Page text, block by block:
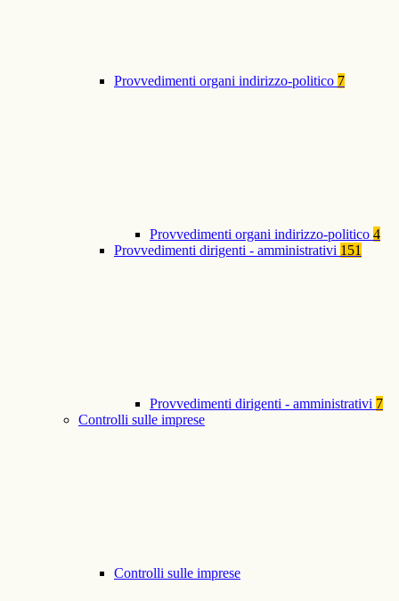
Provvedimenti organi indirizzo-politico 7
Provvedimenti organi indirizzo-politico 4
Provvedimenti dirigenti - amministrativi 151
Provvedimenti dirigenti - amministrativi 7
Controlli sulle imprese
Controlli sulle imprese